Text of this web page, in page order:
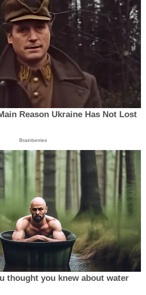
Reason Ukraine Has Not Lost
Brainberries
thought you knew about water